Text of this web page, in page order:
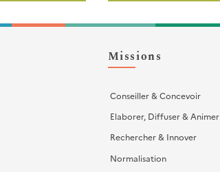
Missions
Conseiller & Concevoir
Elaborer, Diffuser & Animer
Rechercher & Innover
Normalisation